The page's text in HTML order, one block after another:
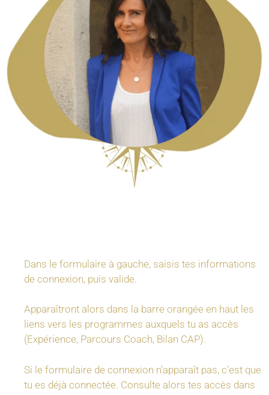
Dans le formulaire à gauche, saisis tes informations
de connexion, puis valide.
Apparaîtront alors dans la barre orangée en haut les
liens vers les programmes auxquels tu as accès
(Expérience, Parcours Coach, Bilan CAP).
Si le formulaire de connexion n’apparaît pas, c’est que
tu es déjà connectée. Consulte alors tes accès dans